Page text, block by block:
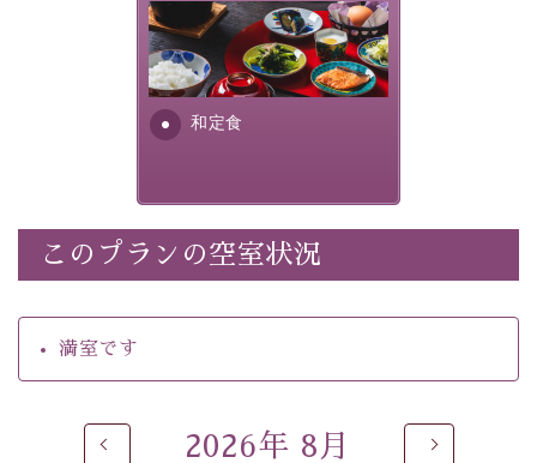
・チェックイン15時、チェックアウト10時
・朝夕個室料亭で個室食
・夕食は地産地消の創作和会席 美湖膳（二十四節気と
・朝食はこだわりの味噌汁をはじめとした和定食
【温泉】
自家源泉「美翠源泉」は酸化の進みが遅く新鮮で若返り
の効果が高い、極めて希有な源泉です。身も心も癒され
るご入浴をお愉しみください。
■お座敷風呂（大浴場）
用。 足元が柔らかく、そして滑りにくい畳のお風呂で
和定食
さっぱりとした和食膳に使わ
れる食材は、諏訪の名産品を
ふんだんに取り入れ、安心・
安全を心掛けた長野県産...
このプランの空室状況
満室です
2026年 8月